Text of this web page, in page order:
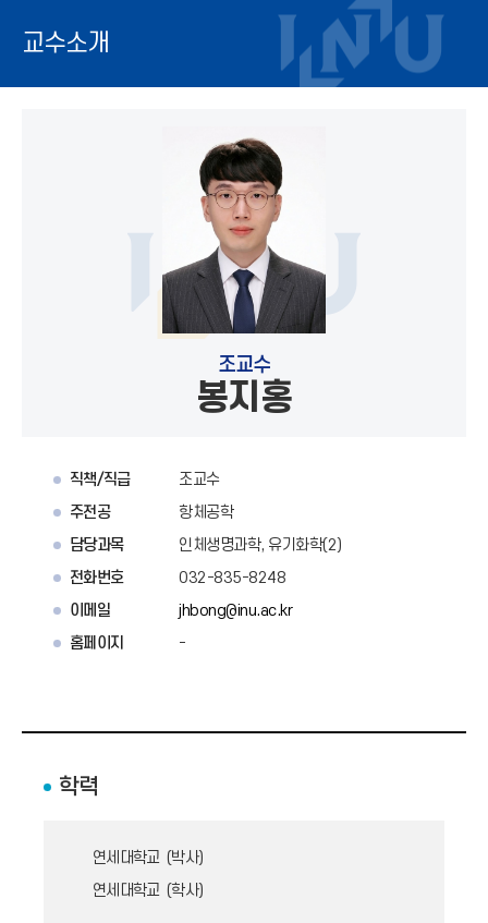
교수소개
조교수
봉지홍
직책/직급
조교수
주전공
항체공학
담당과목
인체생명과학, 유기화학(2)
전화번호
032-835-8248
이메일
jhbong@inu.ac.kr
홈페이지
-
학력
연세대학교 (박사)
연세대학교 (학사)